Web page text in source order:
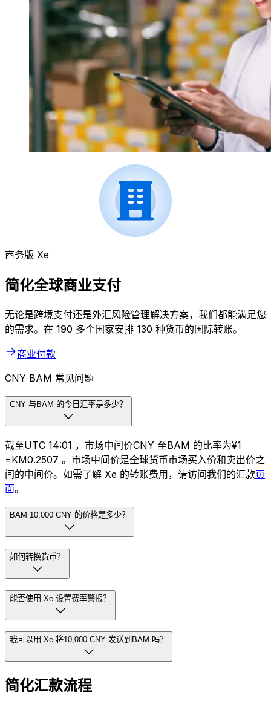
商务版 Xe
简化全球商业支付
无论是跨境支付还是外汇风险管理解决方案，我们都能满足您
的需求。在 190 多个国家安排 130 种货币的国际转账。
商业付款
CNY BAM 常见问题
CNY 与BAM 的今日汇率是多少？
截至UTC 14:01 ，市场中间价CNY 至BAM 的比率为¥1
=KM0.2507 。市场中间价是全球货币市场买入价和卖出价之
间的中间价。如需了解 Xe 的转账费用，请访问我们的汇款页
面。
BAM 10,000 CNY 的价格是多少？
如何转换货币？
能否使用 Xe 设置费率警报？
我可以用 Xe 将10,000 CNY 发送到BAM 吗？
简化汇款流程